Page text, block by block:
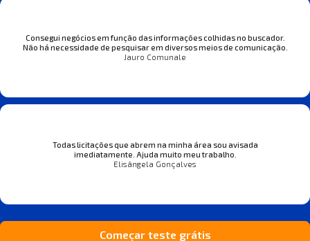
Consegui negócios em função das informações colhidas no buscador.
Não há necessidade de pesquisar em diversos meios de comunicação.
Jauro Comunale
Todas licitações que abrem na minha área sou avisada
imediatamente. Ajuda muito meu trabalho.
Elisângela Gonçalves
Começar teste grátis